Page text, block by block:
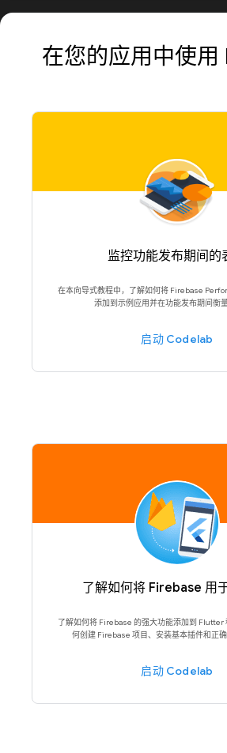
在您的应用中使用
监控功能发布期间的
在本向导式教程中，了解如何将 Firebase
添加到示例应用并在功能发布期间衡量
启动 Codelab
了解如何将 Firebase 用
了解如何将 Firebase 的强大功能添加到 Flutter
何创建 Firebase 项目、安装基本插件和正确
启动 Codelab